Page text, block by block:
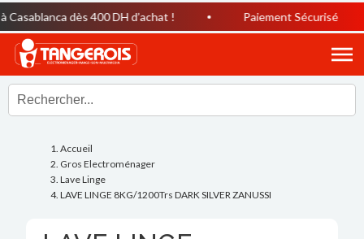
dès 400 DH d’achat ! Paiement Sécurisé
Accueil
Gros Electroménager
Lave Linge
LAVE LINGE 8KG/1200Trs DARK SILVER ZANUSSI